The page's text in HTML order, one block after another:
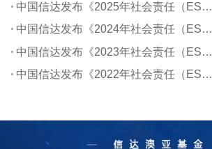
中国信达发布《2025年社会责任（ESG）报告》
中国信达发布《2024年社会责任（ESG）报告》
中国信达发布《2023年社会责任（ESG）报告》
中国信达发布《2022年社会责任（ESG）报告》